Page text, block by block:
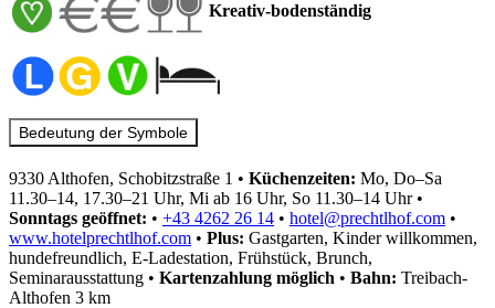
Kreativ-bodenständig
Bedeutung der Symbole
9330 Althofen, Schobitzstraße 1 • Küchenzeiten: Mo, Do–Sa
11.30–14, 17.30–21 Uhr, Mi ab 16 Uhr, So 11.30–14 Uhr•
Sonntags geöffnet: • +43 4262 26 14 • hotel@prechtlhof.com •
www.hotelprechtlhof.com • Plus: Gastgarten, Kinder willkommen,
hundefreundlich, E-Ladestation, Frühstück, Brunch,
Seminarausstattung • Kartenzahlung möglich • Bahn: Treibach-
Althofen 3 km